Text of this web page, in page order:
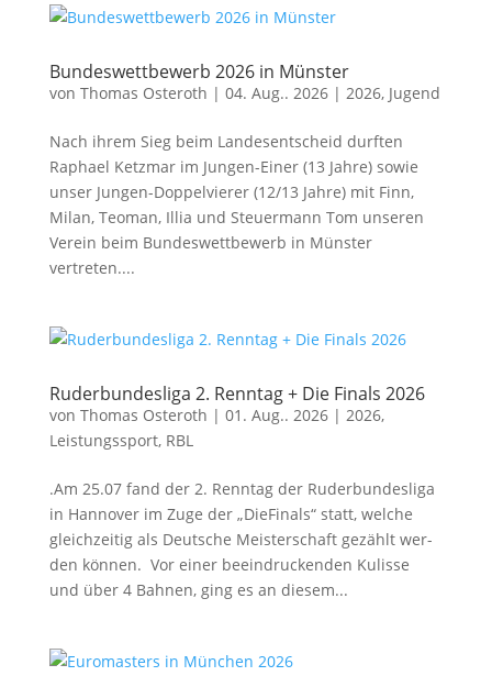
Bundeswettbewerb 2026 in Münster
von Thomas Osteroth | 04. Aug.. 2026| 2026, Jugend
Nach ihrem Sieg beim Lan­des­ent­scheid durf­ten
Rapha­el Ketz­mar im Jun­gen-Einer (13 Jah­re) sowie
unser Jun­gen-Dop­pel­vie­rer (12/13 Jah­re) mit Finn,
Milan, Teo­man, Illia und Steu­er­mann Tom unse­ren
Ver­ein beim Bun­des­wett­be­werb in Müns­ter
vertreten....
Ruderbundesliga 2. Renntag + Die Finals 2026
von Thomas Osteroth | 01. Aug.. 2026| 2026,
Leistungssport, RBL
.Am 25.07 fand der 2. Renn­tag der Ruder­bun­des­li­ga
in Han­no­ver im Zuge der „Die­Fi­nals“ statt, wel­che
gleich­zei­tig als Deut­sche Meis­ter­schaft gezählt wer­
den können. Vor einer beein­dru­cken­den Kulis­se
und über 4 Bah­nen, ging es an die­sem...